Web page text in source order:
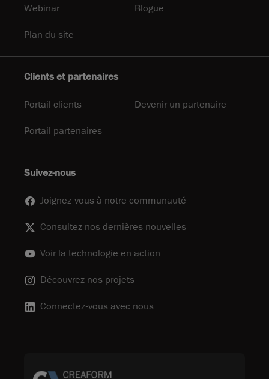
Webinar Blogue
Plan du site
Clients et partenaires
Portail clients Devenir un partenaire
Portail partenaires
Suivez-nous
Joignez-vous à notre communauté
Consultez nos dernières nouvelles
Voir la technologie en action
Découvrez nos projets
Connectez-vous avec nous